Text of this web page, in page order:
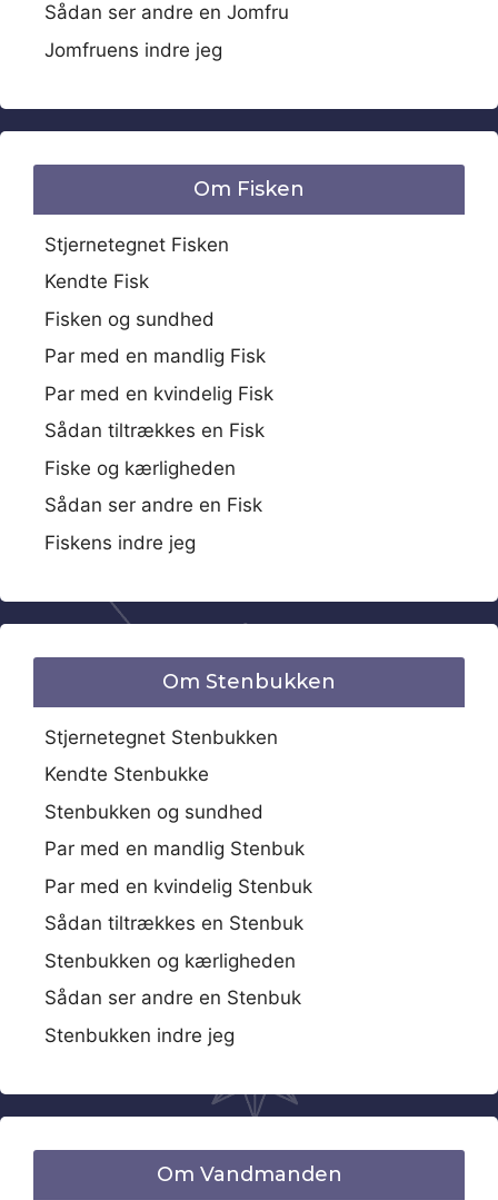
Sådan ser andre en Jomfru
Jomfruens indre jeg
Om Fisken
Stjernetegnet Fisken
Kendte Fisk
Fisken og sundhed
Par med en mandlig Fisk
Par med en kvindelig Fisk
Sådan tiltrækkes en Fisk
Fiske og kærligheden
Sådan ser andre en Fisk
Fiskens indre jeg
Om Stenbukken
Stjernetegnet Stenbukken
Kendte Stenbukke
Stenbukken og sundhed
Par med en mandlig Stenbuk
Par med en kvindelig Stenbuk
Sådan tiltrækkes en Stenbuk
Stenbukken og kærligheden
Sådan ser andre en Stenbuk
Stenbukken indre jeg
Om Vandmanden